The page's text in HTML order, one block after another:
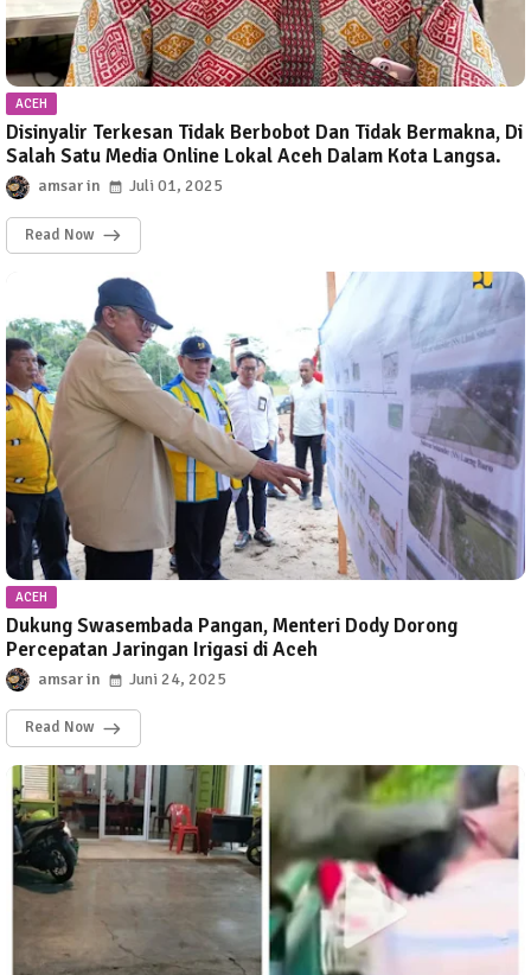
ACEH
Disinyalir Terkesan Tidak Berbobot Dan Tidak Bermakna, Di
Salah Satu Media Online Lokal Aceh Dalam Kota Langsa.
amsar Juli 01, 2025
Read Now
ACEH
Dukung Swasembada Pangan, Menteri Dody Dorong
Percepatan Jaringan Irigasi di Aceh
amsar Juni 24, 2025
Read Now